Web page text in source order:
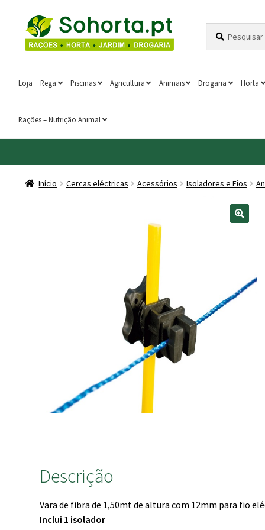
Ir
para
a
Saltar
para
o
por:
Loja Rega Piscinas Agricultura Animais Drogaria Horta
Rações – Nutrição Animal
Início Cercas eléctricas Acessórios Isoladores e Fios
Descrição
Vara de fibra de 1,50mt de altura com 12mm para fio
Inclui 1 isolador